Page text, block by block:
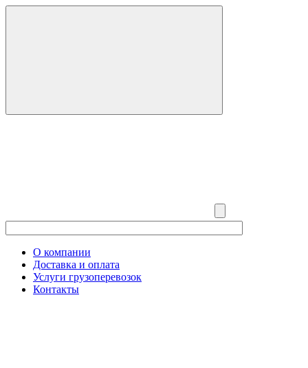
О компании
Доставка и оплата
Услуги грузоперевозок
Контакты